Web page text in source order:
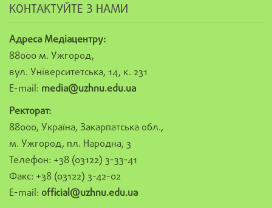
КОНТАКТУЙТЕ З НАМИ
Адреса Медіацентру:
88000 м. Ужгород,
вул. Університетська, 14, к. 231
E-mail: media@uzhnu.edu.ua
Ректорат:
88000, Україна, Закарпатська обл.,
м. Ужгород, пл. Народна, 3
Телефон: +38 (03122) 3-33-41
Факс: +38 (03122) 3-42-02
E-mail: official@uzhnu.edu.ua